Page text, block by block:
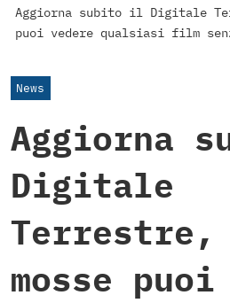
Aggiorna subito il Digitale
puoi vedere qualsiasi film
News
Aggiorna
Digitale
mosse